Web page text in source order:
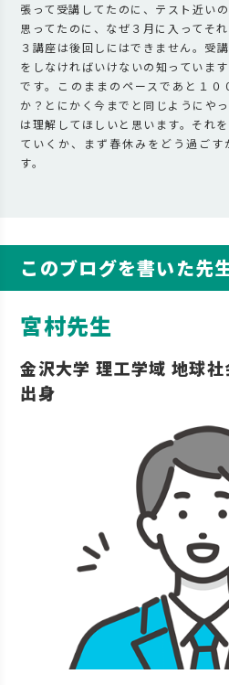
張って受講してたのに、テスト近い
思ってたのに、なぜ３月に入ってそ
３講座は後回しにはできません。受
をしなければいけないの知っていま
です。このままのペースであと１０
か？とにかく今までと同じようにや
は理解してほしいと思います。それ
ていくか、まず春休みをどう過ごす
す。
このブログを書いた先
宮村先生
金沢大学 理工学域 地球
出身